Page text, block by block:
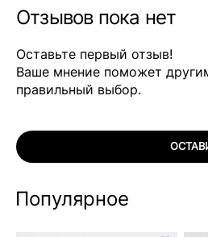
Отзывов пока нет
Оставьте первый отзыв!
Ваше мнение поможет
правильный выбор.
Популярное